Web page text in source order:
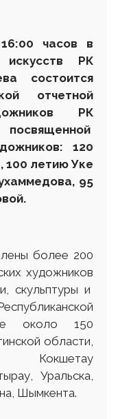
часов в
искусств РК
состоится
отчетной
РК
120
100 летию Уке
95
более 200
художников
скульптуры и
около 150
области,
Кокшетау
Уральска,
Шымкента.